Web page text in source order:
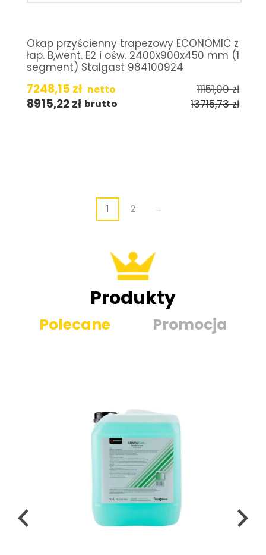
Okap przyścienny trapezowy ECONOMIC z
łap. B,went. E2 i ośw. 2400x900x450 mm (1
segment) Stalgast 984100924
7248,15 zł netto 11151,00zł
8915,22zł brutto 13715,73zł
1 2 →
Produkty
Polecane Promocja